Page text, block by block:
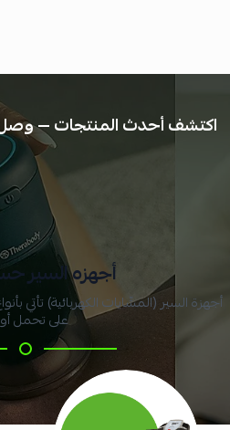
اكتشف أحدث المنتجات — وصل
أجهزه السير
أجهزة السير (المشّايات الكهربائية)
على تحمل